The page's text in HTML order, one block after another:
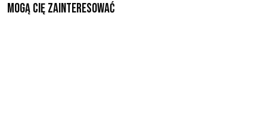
Mogą Cię zainteresować